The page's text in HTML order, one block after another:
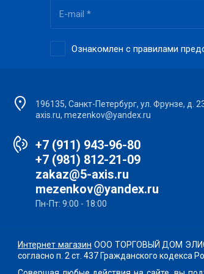
Ознакомлен с правилами
196135, Санкт-Петербург, ул. Фрунзе, д.
axis.ru, mezenkov@yandex.ru
+7 (911) 943-96-80
+7 (981) 812-21-09
zakaz@5-axis.ru
mezenkov@yandex.ru
Пн-Пт: 9:00 - 18:00
Интернет магазин ООО ТОРГОВЫЙ ДОМ
согласно п. 2 ст. 437 Гражданского кодекса